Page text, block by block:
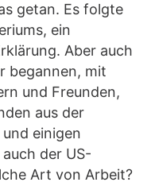
getan. Es folgte
ein
Aber auch
begannen, mit
und Freunden,
aus der
einigen
der US-
Art von Arbeit?